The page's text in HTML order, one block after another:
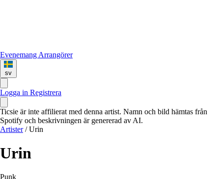
Evenemang Arrangörer
sv
Logga in Registrera
Ticsie är inte affilierat med denna artist. Namn och bild hämtas från
Spotify och beskrivningen är genererad av AI.
Artister / Urin
Urin
Punk